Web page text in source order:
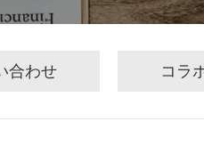
合わせ コラ